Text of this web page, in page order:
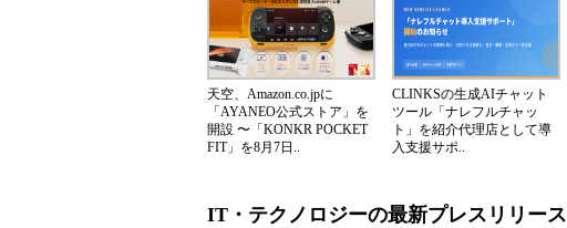
天空、Amazon.co.jpに
「AYANEO公式ストア」を
開設 〜「KONKR POCKET
FIT」を8月7日..
CLINKSの生成AIチャット
ツール「ナレフルチャッ
ト」を紹介代理店として導
入支援サポ..
IT・テクノロジーの最新プレスリリース